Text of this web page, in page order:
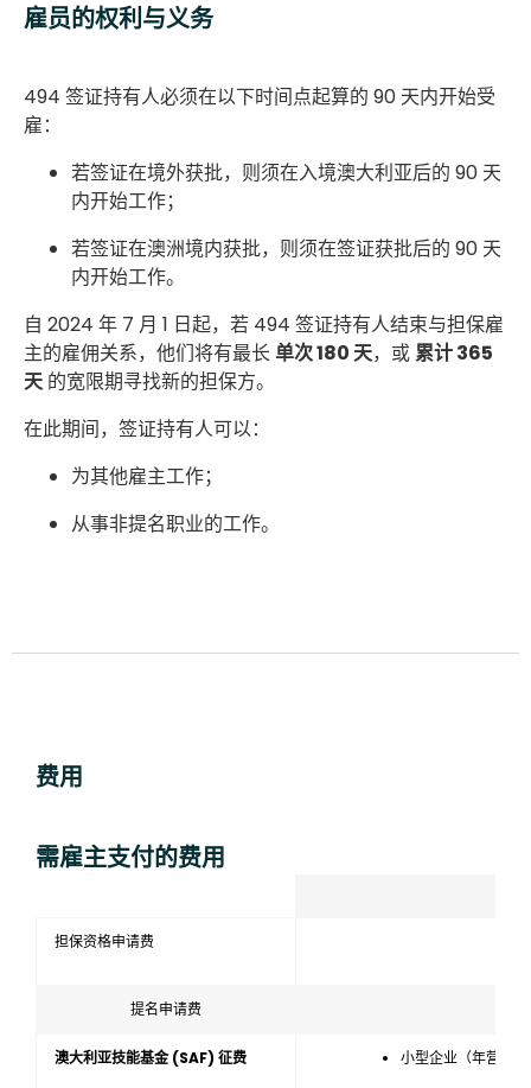
雇员的权利与义务
494 签证持有人必须在以下时间点起算的 90 天内开始受
雇：
若签证在境外获批，则须在入境澳大利亚后的 90 天
内开始工作；
若签证在澳洲境内获批，则须在签证获批后的 90 天
内开始工作。
自 2024 年 7 月 1 日起，若 494 签证持有人结束与担保雇
主的雇佣关系，他们将有最长单次 180 天，或累计 365
天的宽限期寻找新的担保方。
在此期间，签证持有人可以：
为其他雇主工作；
从事非提名职业的工作。
费用
需雇主支付的费用
担保资格申请费
提名申请费
澳大利亚技能基金 (SAF) 征费 小型企业（年营业